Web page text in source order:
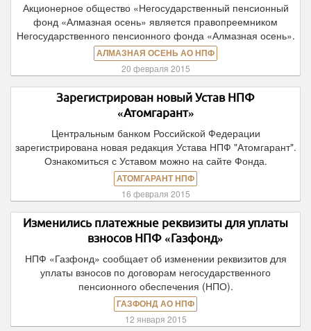
Акционерное общество «Негосударственный пенсионный
фонд «Алмазная осень» является правопреемником
Негосударственного пенсионного фонда «Алмазная осень».
АЛМАЗНАЯ ОСЕНЬ АО НПФ
20 февраля 2015
Зарегистрирован новый Устав НПФ
«Атомгарант»
Центральным банком Российской Федерации
зарегистрирована новая редакция Устава НПФ "Атомгарант".
Ознакомиться с Уставом можно на сайте Фонда.
АТОМГАРАНТ НПФ
16 февраля 2015
Изменились платежные реквизиты для уплаты
взносов НПФ «Газфонд»
НПФ «Газфонд» сообщает об изменении реквизитов для
уплаты взносов по договорам негосударственного
пенсионного обеспечения (НПО).
ГАЗФОНД АО НПФ
12 января 2015